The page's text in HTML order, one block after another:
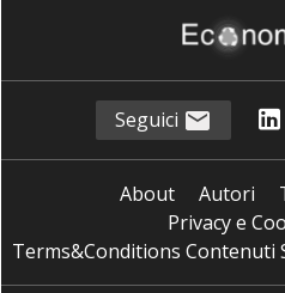
Seguici
About Autori
Privacy e
Terms&Conditions Contenuti